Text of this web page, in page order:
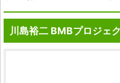
川島裕二 BMBプロジェ